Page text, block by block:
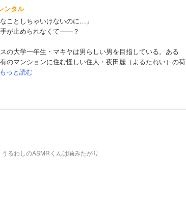
ンタル
ことしちゃいけないのに…」
が止められなくて――？
の大学一年生・マキヤは男らしい男を目指している。ある
のマンションに住む怪しい住人・夜田麗（よるたれい）の荷
もっと読む
うるわしのASMRくんは噛みたがり